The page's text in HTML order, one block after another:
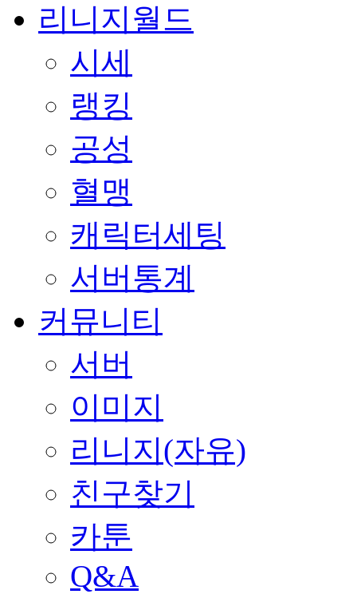
리니지월드
시세
랭킹
공성
혈맹
캐릭터세팅
서버통계
커뮤니티
서버
이미지
리니지(자유)
친구찾기
카툰
Q&A